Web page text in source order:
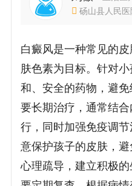
砀山县人民
白癜风是一种常见的
肤色素为目标。针对
和、安全的药物，避
要长期治疗，通常结
行，同时加强免疫调
意保护孩子的皮肤，
心理疏导，建立积极